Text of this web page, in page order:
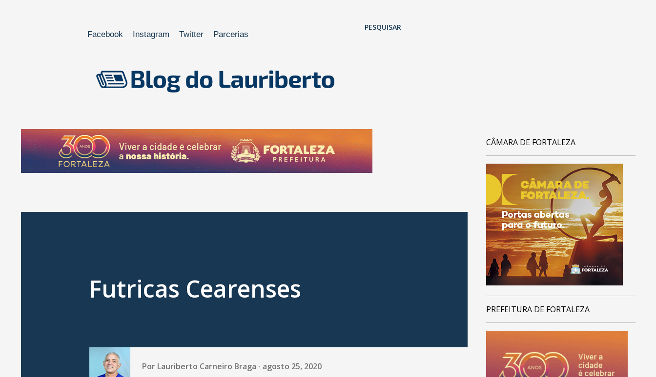
Facebook Instagram Twitter Parcerias
PESQUISAR
Futricas Cearenses
Por Lauriberto Carneiro Braga agosto 25, 2020
CÂMARA DE FORTALEZA
PREFEITURA DE FORTALEZA